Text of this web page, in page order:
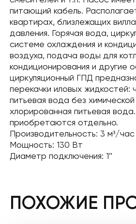
питающий кабель.
квартирах, близлежащих
давления. Горячая вода,
системе охлаждения и
воздуха, подача воды для
кондиционирования и другие
циркуляционный ГПД
перекачки иловых жидкостей:
питьевая вода без
хлорированная питьевая
приобретаются отдельно.
Производительность: 3 м³/час
Мощность: 130 Вт
Диаметр подключения: 1″
ПОХОЖИЕ